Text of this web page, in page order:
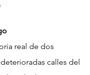
real de dos
calles del